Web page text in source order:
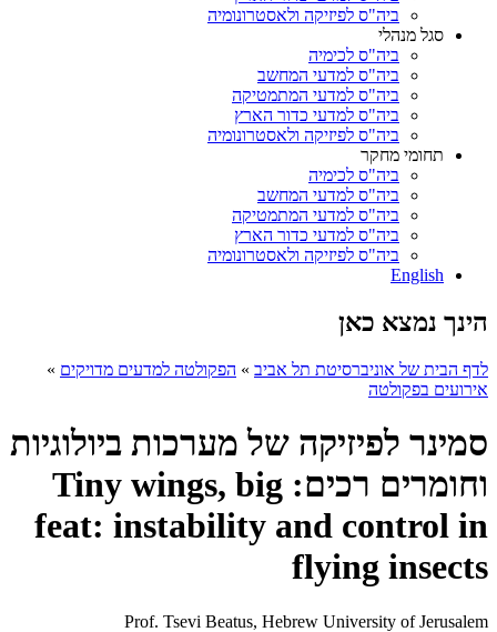
ביה"ס לפיזיקה ולאסטרונומיה
סגל מנהלי
ביה"ס לכימיה
ביה"ס למדעי המחשב
ביה"ס למדעי המתמטיקה
ביה"ס למדעי כדור הארץ
ביה"ס לפיזיקה ולאסטרונומיה
תחומי מחקר
ביה"ס לכימיה
ביה"ס למדעי המחשב
ביה"ס למדעי המתמטיקה
ביה"ס למדעי כדור הארץ
ביה"ס לפיזיקה ולאסטרונומיה
English
הינך נמצא כאן
לדף הבית של אוניברסיטת תל אביב » הפקולטה למדעים מדויקים »
אירועים בפקולטה
סמינר לפיזיקה של מערכות ביולוגיות
וחומרים רכים: Tiny wings, big
feat: instability and control in
flying insects
Prof. Tsevi Beatus, Hebrew University of Jerusalem